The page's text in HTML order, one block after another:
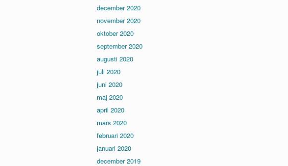
december 2020
november 2020
oktober 2020
september 2020
augusti 2020
juli 2020
juni 2020
maj 2020
april 2020
mars 2020
februari 2020
januari 2020
december 2019